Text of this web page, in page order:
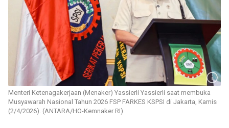
Menteri Ketenagakerjaan (Menaker) Yassierli Yassierli saat membuka
Musyawarah Nasional Tahun 2026 FSP FARKES KSPSI di Jakarta, Kamis
(2/4/2026). (ANTARA/HO-Kemnaker RI)